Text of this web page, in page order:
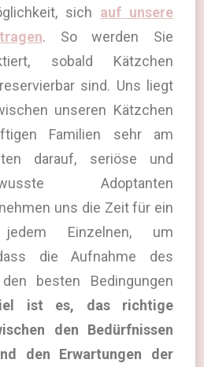
sich auf unsere
. So werden Sie
sobald Kätzchen
sind. Uns liegt
unseren Kätzchen
Familien sehr am
darauf, seriöse und
Adoptanten
uns die Zeit für ein
Einzelnen, um
die Aufnahme des
besten Bedingungen
ist es, das richtige
den Bedürfnissen
den Erwartungen der